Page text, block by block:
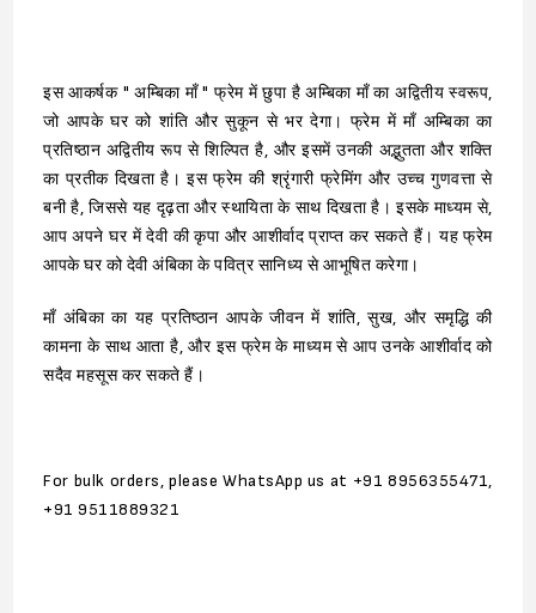
इस आकर्षक " अम्बिका माँ " फ्रेम में छुपा है अम्बिका माँ का अद्वितीय स्वरूप,
जो आपके घर को शांति और सुकून से भर देगा। फ्रेम में माँ अम्बिका का
प्रतिष्ठान अद्वितीय रूप से शिल्पित है, और इसमें उनकी अद्भुतता और शक्ति
का प्रतीक दिखता है। इस फ्रेम की श्रृंगारी फ्रेमिंग और उच्च गुणवत्ता से
बनी है, जिससे यह दृढ़ता और स्थायिता के साथ दिखता है। इसके माध्यम से,
आप अपने घर में देवी की कृपा और आशीर्वाद प्राप्त कर सकते हैं। यह फ्रेम
आपके घर को देवी अंबिका के पवित्र सानिध्य से आभूषित करेगा।
माँ अंबिका का यह प्रतिष्ठान आपके जीवन में शांति, सुख, और समृद्धि की
कामना के साथ आता है, और इस फ्रेम के माध्यम से आप उनके आशीर्वाद को
सदैव महसूस कर सकते हैं।
For bulk orders, please WhatsApp us at +91 8956355471,
+91 9511889321